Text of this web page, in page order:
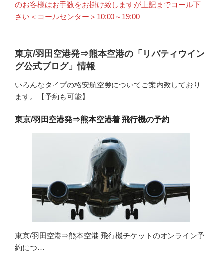
のお客様はお手数をお掛け致しますが上記までコール下
さい＜コールセンター＞10:00～19:00
東京/羽田空港発⇒熊本空港の「リバティウイン
グ公式ブログ」情報
いろんなタイプの格安航空券についてご案内致しており
ます。【予約も可能】
東京/羽田空港発⇒熊本空港着 飛行機の予約
東京/羽田空港⇒熊本空港 飛行機チケットのオンライン予
約につ…